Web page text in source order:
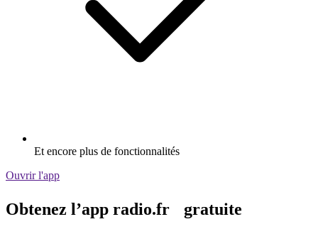
Et encore plus de fonctionnalités
Ouvrir l'app
Obtenez l’app radio.fr gratuite